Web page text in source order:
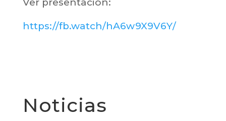
https://fb.watch/hA6w9X9V6Y/
Noticias